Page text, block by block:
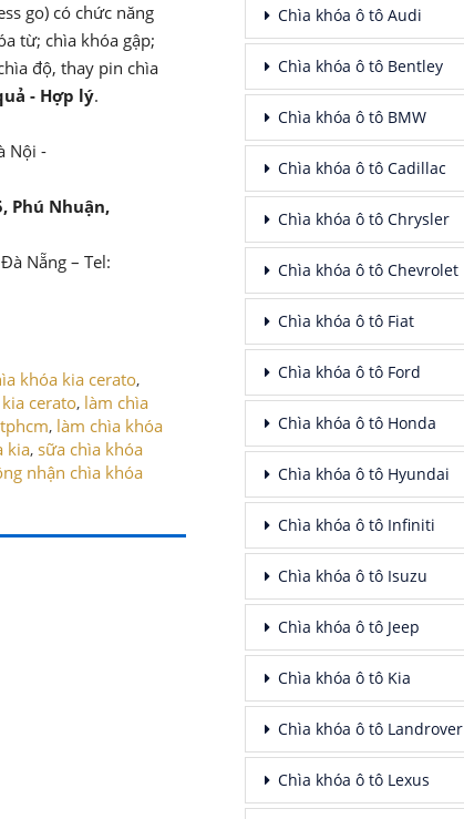
go) có chức năng
từ; chìa khóa gập;
độ, thay pin chìa
- Hợp lý.
Nội -
Phú Nhuận,
Nẵng – Tel:
khóa kia cerato,
cerato, làm chìa
, làm chìa khóa
kia,sữa chìa khóa
nhận chìa khóa
Chìa khóa ô tô Audi
Chìa khóa ô tô Bentley
Chìa khóa ô tô BMW
Chìa khóa ô tô Cadillac
Chìa khóa ô tô Chrysler
Chìa khóa ô tô Chevrolet
Chìa khóa ô tô Fiat
Chìa khóa ô tô Ford
Chìa khóa ô tô Honda
Chìa khóa ô tô Hyundai
Chìa khóa ô tô Infiniti
Chìa khóa ô tô Isuzu
Chìa khóa ô tô Jeep
Chìa khóa ô tô Kia
Chìa khóa ô tô Landrover
Chìa khóa ô tô Lexus